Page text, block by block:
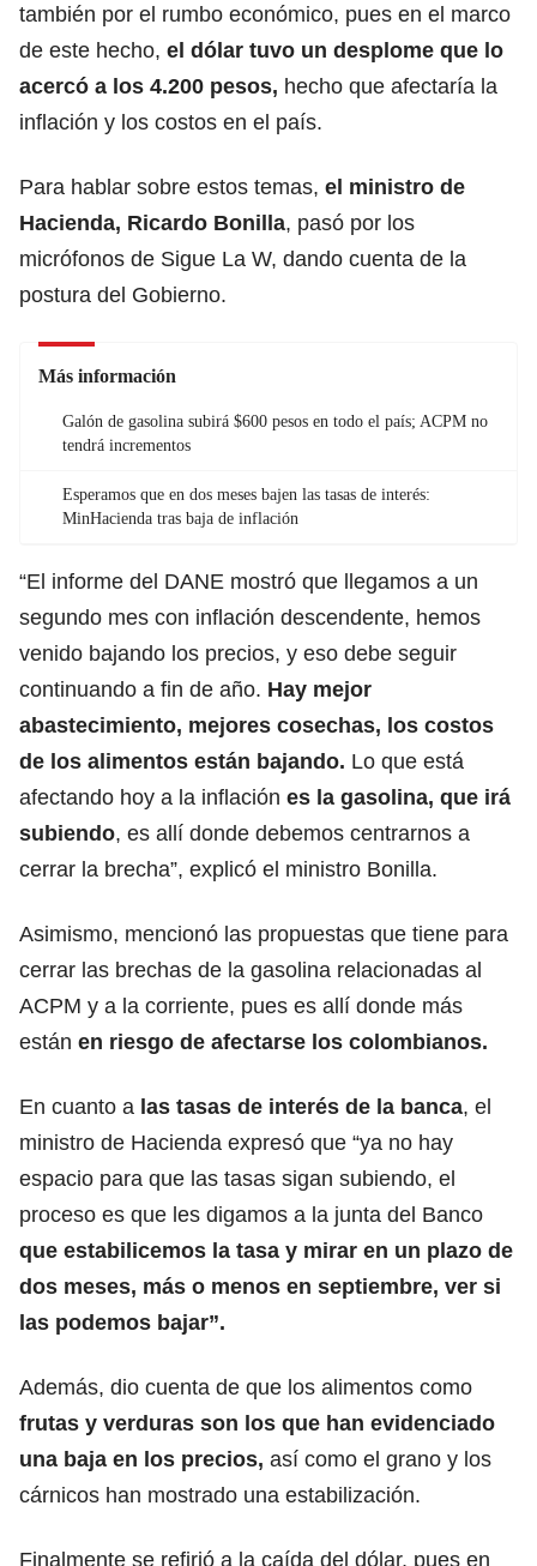
también por el rumbo económico, pues en el marco
de este hecho, el dólar tuvo un desplome que lo
acercó a los 4.200 pesos, hecho que afectaría la
inflación y los costos en el país.
Para hablar sobre estos temas, el ministro de
Hacienda, Ricardo Bonilla, pasó por los
micrófonos de Sigue La W, dando cuenta de la
postura del Gobierno.
Más información
Galón de gasolina subirá $600 pesos en todo el país; ACPM no
tendrá incrementos
Esperamos que en dos meses bajen las tasas de interés:
MinHacienda tras baja de inflación
“El informe del DANE mostró que llegamos a un
segundo mes con inflación descendente, hemos
venido bajando los precios, y eso debe seguir
continuando a fin de año. Hay mejor
abastecimiento, mejores cosechas, los costos
de los alimentos están bajando. Lo que está
afectando hoy a la inflación es la gasolina, que irá
subiendo, es allí donde debemos centrarnos a
cerrar la brecha”, explicó el ministro Bonilla.
Asimismo, mencionó las propuestas que tiene para
cerrar las brechas de la gasolina relacionadas al
ACPM y a la corriente, pues es allí donde más
están en riesgo de afectarse los colombianos.
En cuanto a las tasas de interés de la banca, el
ministro de Hacienda expresó que “ya no hay
espacio para que las tasas sigan subiendo, el
proceso es que les digamos a la junta del Banco
que estabilicemos la tasa y mirar en un plazo de
dos meses, más o menos en septiembre, ver si
las podemos bajar”.
Además, dio cuenta de que los alimentos como
frutas y verduras son los que han evidenciado
una baja en los precios, así como el grano y los
cárnicos han mostrado una estabilización.
Finalmente se refirió a la caída del dólar, pues en